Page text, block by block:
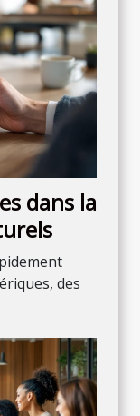
dans la
des